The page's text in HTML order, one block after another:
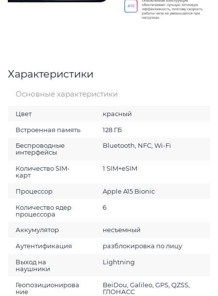
Характеристики
Основные характеристики
Цвет красный
Встроенная память 128 ГБ
Беспроводные
интерфейсы
Bluetooth, NFC, Wi-Fi
Количество SIM-
карт
1 SIM+eSIM
Процессор Apple A15 Bionic
Количество ядер
процессора
6
Аккумулятор несъемный
Аутентификация разблокировка по лицу
Выход на
наушники
Lightning
Геопозиционирова
ние
BeiDou, Galileo, GPS, QZSS,
ГЛОНАСС